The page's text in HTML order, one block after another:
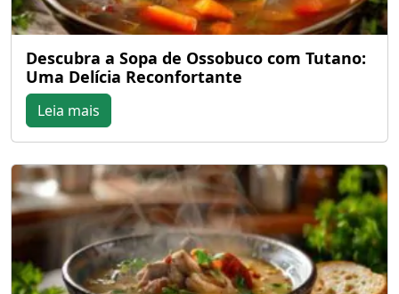
Descubra a Sopa de Ossobuco com Tutano:
Uma Delícia Reconfortante
Leia mais